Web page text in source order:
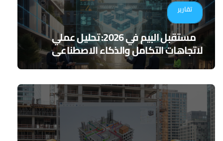
تقارير
مستقبل البيم في 2026: تحليل عملي
لاتجاهات التكامل والذكاء الاصطناعي